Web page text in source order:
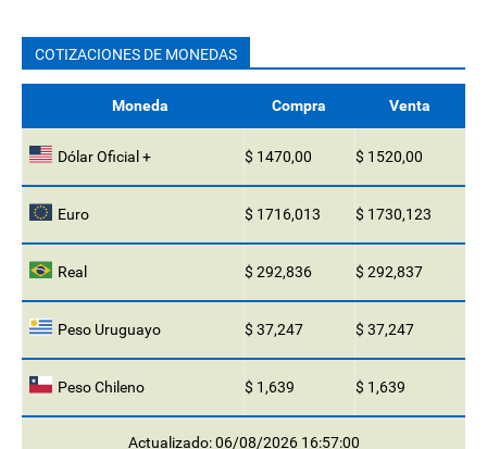
COTIZACIONES DE MONEDAS
Moneda Compra Venta
Dólar Oficial + $ 1470,00 $ 1520,00
Euro $ 1716,013 $ 1730,123
Real $ 292,836 $ 292,837
Peso Uruguayo $ 37,247 $ 37,247
Peso Chileno $ 1,639 $ 1,639
Actualizado: 06/08/2026 16:57:00